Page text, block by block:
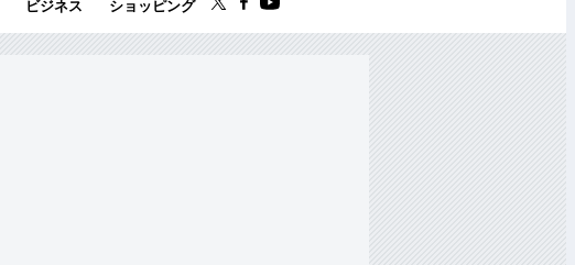
ビジネス ショッピング